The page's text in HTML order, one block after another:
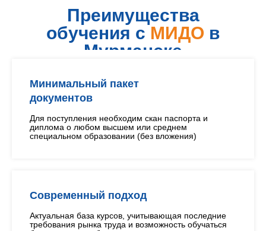
Преимущества
обучения с МИДО в
Мурманске
Минимальный пакет
документов
Для поступления необходим скан паспорта и
диплома о любом высшем или среднем
специальном образовании (без вложения)
Современный подход
Актуальная база курсов, учитывающая последние
требования рынка труда и возможность обучаться